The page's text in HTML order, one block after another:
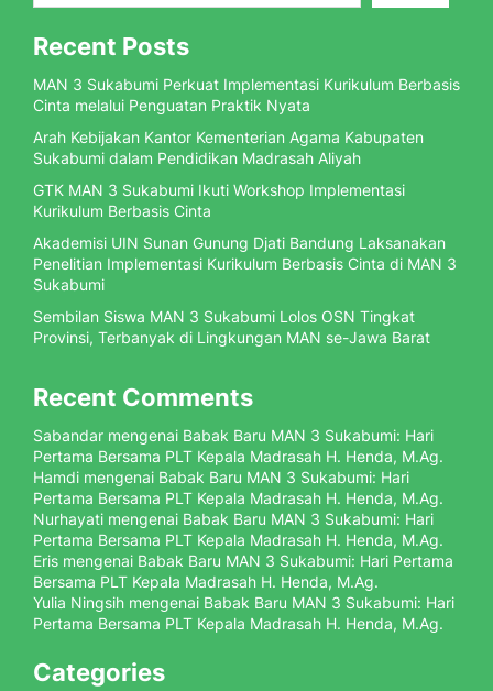
Recent Posts
MAN 3 Sukabumi Perkuat Implementasi Kurikulum Berbasis
Cinta melalui Penguatan Praktik Nyata
Arah Kebijakan Kantor Kementerian Agama Kabupaten
Sukabumi dalam Pendidikan Madrasah Aliyah
GTK MAN 3 Sukabumi Ikuti Workshop Implementasi
Kurikulum Berbasis Cinta
Akademisi UIN Sunan Gunung Djati Bandung Laksanakan
Penelitian Implementasi Kurikulum Berbasis Cinta di MAN 3
Sukabumi
Sembilan Siswa MAN 3 Sukabumi Lolos OSN Tingkat
Provinsi, Terbanyak di Lingkungan MAN se-Jawa Barat
Recent Comments
Sabandar mengenai Babak Baru MAN 3 Sukabumi: Hari
Pertama Bersama PLT Kepala Madrasah H. Henda, M.Ag.
Hamdi mengenai Babak Baru MAN 3 Sukabumi: Hari
Pertama Bersama PLT Kepala Madrasah H. Henda, M.Ag.
Nurhayati mengenai Babak Baru MAN 3 Sukabumi: Hari
Pertama Bersama PLT Kepala Madrasah H. Henda, M.Ag.
Eris mengenai Babak Baru MAN 3 Sukabumi: Hari Pertama
Bersama PLT Kepala Madrasah H. Henda, M.Ag.
Yulia Ningsih mengenai Babak Baru MAN 3 Sukabumi: Hari
Pertama Bersama PLT Kepala Madrasah H. Henda, M.Ag.
Categories